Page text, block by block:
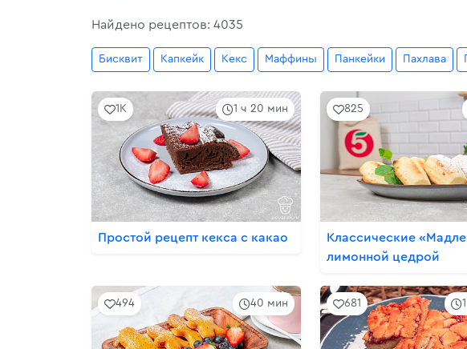
Найдено рецептов: 4035
Бисквит Капкейк Кекс Маффины Панкейки Пахлава
1 ч 20 мин
1K
Простой рецепт кекса с какао
825
Классические
лимонной цедрой
40 мин
494 681